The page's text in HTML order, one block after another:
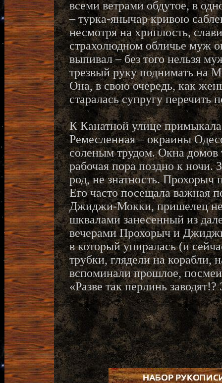
всеми ветрами обдутое, в
– турка-янычар кривою
несмотря на хриплость,
страхолюдном обличье муж
выпивал – без того нельзя
трезвый руку поднимать на
Она, в свою очередь, как
старалась супругу перечить
К Канатной улице
Ремесленная – окраины
соленым трудом. Окна домов
рабочая пора поздно к ночи.
род, не знатность. Прохорыч
Его часто посещала важная
Джиджи-Мокки, пришелец
шквалами занесенный из
вечерами Прохорыч и
в который упиралась (и
трубки, глядели на корабли,
вспоминали прошлое,
«Разве так перлинь